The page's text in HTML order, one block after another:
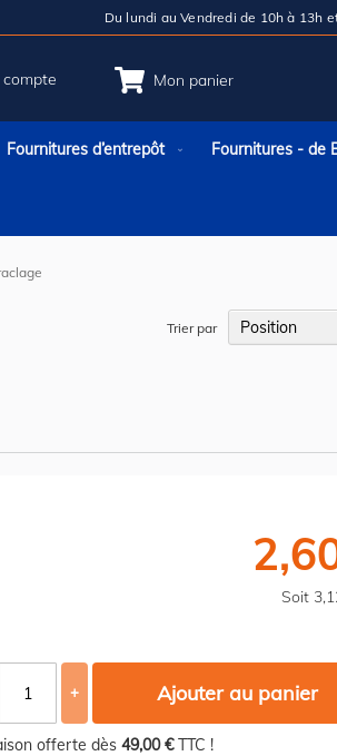
Du lundi au Vendredi de 10h à 13h
Mon panier
compte
Fournitures d’entrepôt Fournitures - de
Trier par
Soit
+ Ajouter au panier
offerte dès 49,00 €TTC !